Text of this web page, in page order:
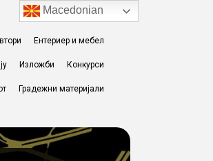
Ентериер и мебел
Изложби Конкурси
Градежни материјали
Macedonian